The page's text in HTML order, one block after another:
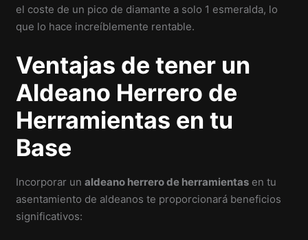
el coste de un pico de diamante a solo 1 esmeralda, lo
que lo hace increíblemente rentable.
Ventajas de tener un
Aldeano Herrero de
Herramientas en tu
Base
Incorporar unaldeano herrero de herramientas en tu
asentamiento de aldeanos te proporcionará beneficios
significativos: